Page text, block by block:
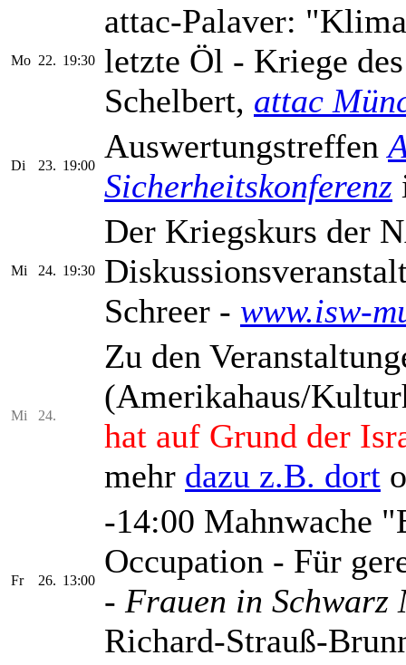
Mo 22. 19:30
attac-Palaver:
letzte Öl - Kriege
Schelbert, attac
Di 23. 19:00
Auswertungstreffen
Sicherheitskonferenz
Mi 24. 19:30
Der Kriegskurs der
Schreer - www.isw-
Mi 24.
Zu den
(Amerikahaus/
hat auf Grund der
mehr dazu z.B. dort
Fr 26. 13:00
-14:00 Mahnwache
Occupation - Für
- Frauen in Schwarz
Richard-Strauß-